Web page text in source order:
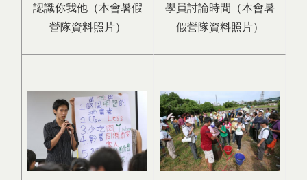
認識你我他（本會暑假
營隊資料照片）
學員討論時間（本會暑
假營隊資料照片）